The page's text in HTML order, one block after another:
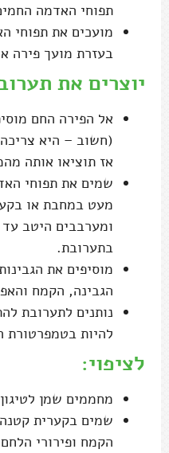
תפוחי האדמה
מועכים את תפוחי
בעזרת מועך פירה
יוצרים את
אל הפירה החם
(חשוב – היא
אז תוציאו אותה
שמים את תפוחי
מעט במחבת או
ומערבבים היטב
בתערובת.
מוסיפים את
הגבינה, הקמח
נותנים לתערובת
להיות בטמפרטורת
לציפוי:
מחממים שמן
שמים בקערית
הקמח ופירורי